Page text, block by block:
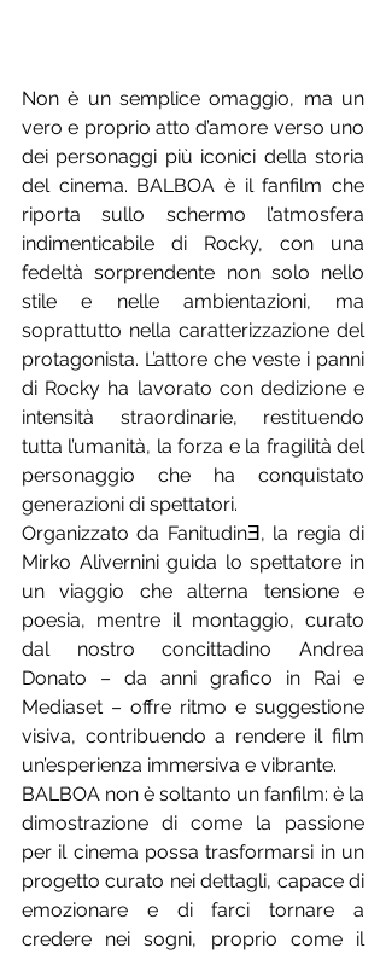
Non è un semplice omaggio, ma un
vero e proprio atto d’amore verso uno
dei personaggi più iconici della storia
del cinema. BALBOA è il fanfilm che
riporta sullo schermo l’atmosfera
indimenticabile di Rocky, con una
fedeltà sorprendente non solo nello
stile e nelle ambientazioni, ma
soprattutto nella caratterizzazione del
protagonista. L’attore che veste i panni
di Rocky ha lavorato con dedizione e
intensità straordinarie, restituendo
tutta l’umanità, la forza e la fragilità del
personaggio che ha conquistato
generazioni di spettatori.
Organizzato da FanitudinƎ, la regia di
Mirko Alivernini guida lo spettatore in
un viaggio che alterna tensione e
poesia, mentre il montaggio, curato
dal nostro concittadino Andrea
Donato – da anni grafico in Rai e
Mediaset – offre ritmo e suggestione
visiva, contribuendo a rendere il film
un’esperienza immersiva e vibrante.
BALBOA non è soltanto un fanfilm: è la
dimostrazione di come la passione
per il cinema possa trasformarsi in un
progetto curato nei dettagli, capace di
emozionare e di farci tornare a
credere nei sogni, proprio come il